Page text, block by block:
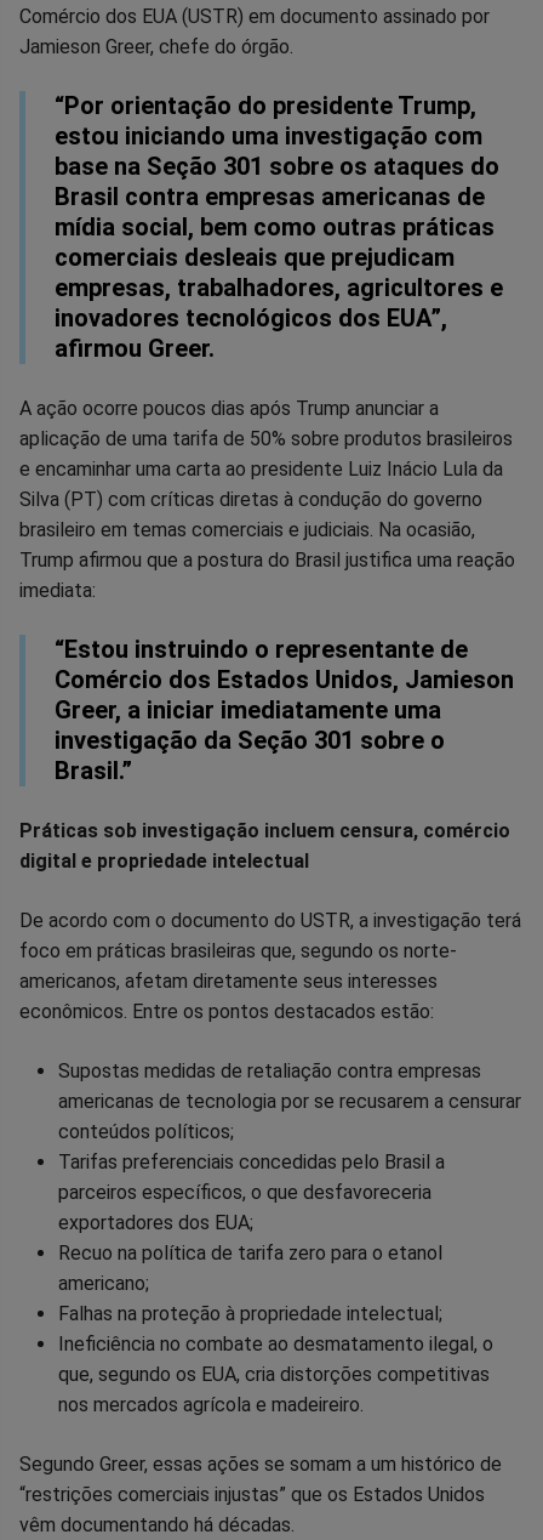
Comércio dos EUA (USTR) em documento assinado por
Jamieson Greer, chefe do órgão.
“Por orientação do presidente Trump,
estou iniciando uma investigação com
base na Seção 301 sobre os ataques do
Brasil contra empresas americanas de
mídia social, bem como outras práticas
comerciais desleais que prejudicam
empresas, trabalhadores, agricultores e
inovadores tecnológicos dos EUA”,
afirmou Greer.
A ação ocorre poucos dias após Trump anunciar a
aplicação de uma tarifa de 50% sobre produtos brasileiros
e encaminhar uma carta ao presidente Luiz Inácio Lula da
Silva (PT) com críticas diretas à condução do governo
brasileiro em temas comerciais e judiciais. Na ocasião,
Trump afirmou que a postura do Brasil justifica uma reação
imediata:
“Estou instruindo o representante de
Comércio dos Estados Unidos, Jamieson
Greer, a iniciar imediatamente uma
investigação da Seção 301 sobre o
Brasil.”
Práticas sob investigação incluem censura, comércio
digital e propriedade intelectual
De acordo com o documento do USTR, a investigação terá
foco em práticas brasileiras que, segundo os norte-
americanos, afetam diretamente seus interesses
econômicos. Entre os pontos destacados estão:
Supostas medidas de retaliação contra empresas
americanas de tecnologia por se recusarem a censurar
conteúdos políticos;
Tarifas preferenciais concedidas pelo Brasil a
parceiros específicos, o que desfavoreceria
exportadores dos EUA;
Recuo na política de tarifa zero para o etanol
americano;
Falhas na proteção à propriedade intelectual;
Ineficiência no combate ao desmatamento ilegal, o
que, segundo os EUA, cria distorções competitivas
nos mercados agrícola e madeireiro.
Segundo Greer, essas ações se somam a um histórico de
“restrições comerciais injustas” que os Estados Unidos
vêm documentando há décadas.